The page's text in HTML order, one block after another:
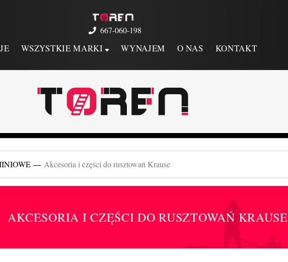
667-060-198
WSZYSTKIE MARKI WYNAJEM O NAS KONTAKT
Akcesoria i części do rusztowań Krause
AKCESORIA I CZĘŚCI DO RUSZTOWAŃ KRAUSE